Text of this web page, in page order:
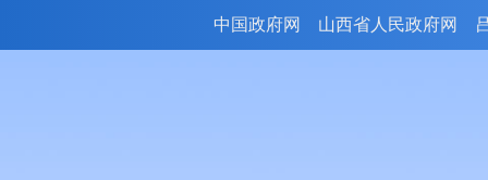
中国政府网 山西省人民政府网